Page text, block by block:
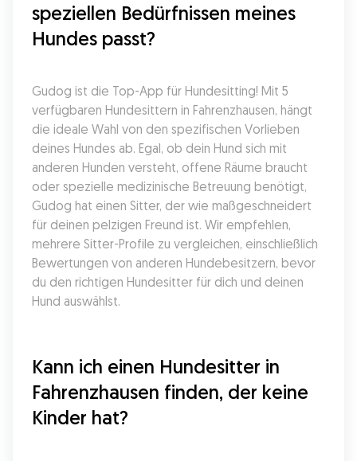
speziellen Bedürfnissen meines
Hundes passt?
Gudog ist die Top-App für Hundesitting! Mit 5
verfügbaren Hundesittern in Fahrenzhausen, hängt
die ideale Wahl von den spezifischen Vorlieben
deines Hundes ab. Egal, ob dein Hund sich mit
anderen Hunden versteht, offene Räume braucht
oder spezielle medizinische Betreuung benötigt,
Gudog hat einen Sitter, der wie maßgeschneidert
für deinen pelzigen Freund ist. Wir empfehlen,
mehrere Sitter-Profile zu vergleichen, einschließlich
Bewertungen von anderen Hundebesitzern, bevor
du den richtigen Hundesitter für dich und deinen
Hund auswählst.
Kann ich einen Hundesitter in
Fahrenzhausen finden, der keine
Kinder hat?